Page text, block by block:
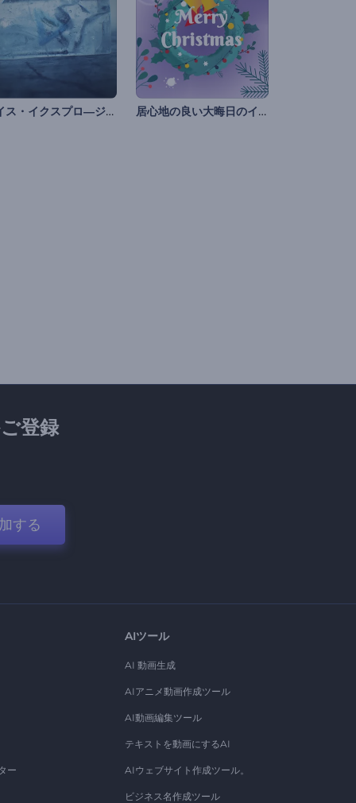
アイス・イクスプロ―ジョン・ロゴ動画 居心地の良い大晦日のイントロ動画
登録
する
ー
AIツール
AI 動画生成
AIアニメ動画作成ツール
AI動画編集ツール
テキストを動画にするAI
AIウェブサイト作成ツール。
ビジネス名作成ツール